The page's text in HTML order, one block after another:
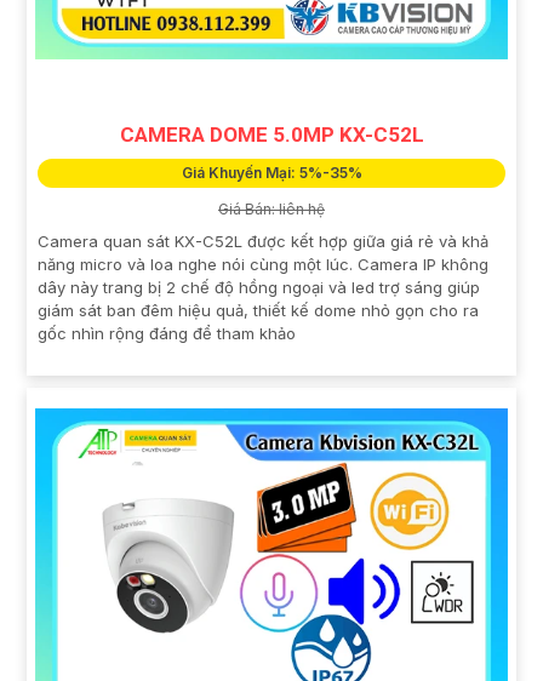
CAMERA DOME 5.0MP KX-C52L
Giá Khuyến Mại: 5%-35%
Giá Bán: liên hệ
Camera quan sát KX-C52L được kết hợp giữa giá rẻ và khả
năng micro và loa nghe nói cùng một lúc. Camera IP không
dây này trang bị 2 chế độ hồng ngoại và led trợ sáng giúp
giám sát ban đêm hiệu quả, thiết kế dome nhỏ gọn cho ra
gốc nhìn rộng đáng để tham khảo